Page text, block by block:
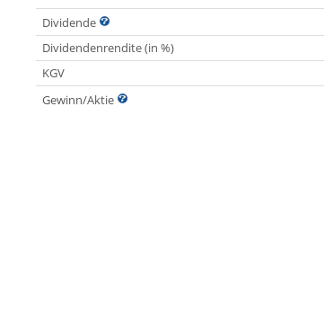
Dividende
Dividendenrendite (in %)
KGV
Gewinn/Aktie